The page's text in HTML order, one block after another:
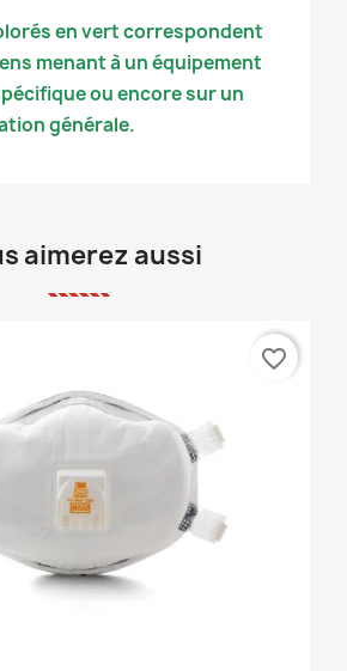
en vert correspondent
menant à un équipement
ou encore sur un
générale.
aimerez aussi
favorite_border